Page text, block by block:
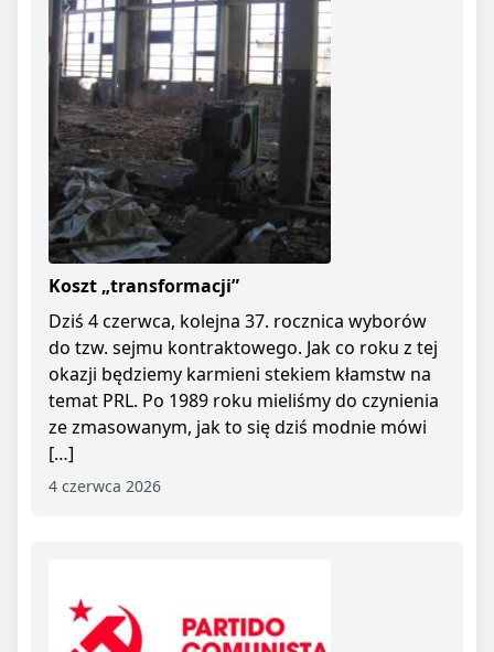
Koszt „transformacji”
Dziś 4 czerwca, kolejna 37. rocznica wyborów
do tzw. sejmu kontraktowego. Jak co roku z tej
okazji będziemy karmieni stekiem kłamstw na
temat PRL. Po 1989 roku mieliśmy do czynienia
ze zmasowanym, jak to się dziś modnie mówi
[…]
4 czerwca 2026